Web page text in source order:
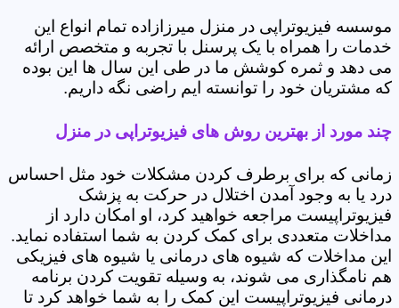
موسسه فیزیوتراپی در منزل میرزازاده تمام انواع این
خدمات را همراه با یک پرسنل با تجربه و متخصص ارائه
می دهد و ثمره کوشش ما در طی این سال ها این بوده
که مشتریان خود را توانسته ایم راضی نگه داریم.
چند مورد از بهترین روش های فیزیوتراپی در منزل
زمانی که برای برطرف کردن مشکلات خود مثل احساس
درد یا به وجود آمدن اختلال در حرکت به پزشک
فیزیوتراپیست مراجعه خواهید کرد، او امکان دارد از
مداخلات متعددی برای کمک کردن به شما استفاده نماید.
این مداخلات که شیوه های درمانی یا شیوه های فیزیکی
هم نامگذاری می شوند، به وسیله تقویت کردن برنامه
درمانی فیزیوتراپیست این کمک را به شما خواهد کرد تا